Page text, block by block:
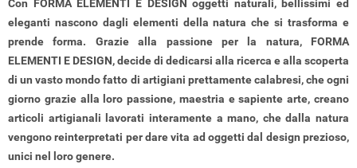
Con FORMA ELEMENTI E DESIGN oggetti naturali, bellissimi ed
eleganti nascono dagli elementi della natura che si trasforma e
prende forma. Grazie alla passione per la natura, FORMA
ELEMENTI E DESIGN, decide di dedicarsi alla ricerca e alla scoperta
di un vasto mondo fatto di artigiani prettamente calabresi, che ogni
giorno grazie alla loro passione, maestria e sapiente arte, creano
articoli artigianali lavorati interamente a mano, che dalla natura
vengono reinterpretati per dare vita ad oggetti dal design prezioso,
unici nel loro genere.